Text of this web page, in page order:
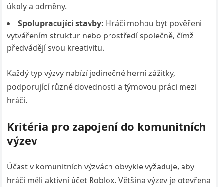
úkoly a odměny.
Spolupracující stavby: Hráči mohou být pověřeni
vytvářením struktur nebo prostředí společně, čímž
předvádějí svou kreativitu.
Každý typ výzvy nabízí jedinečné herní zážitky,
podporující různé dovednosti a týmovou práci mezi
hráči.
Kritéria pro zapojení do komunitních
výzev
Účast v komunitních výzvách obvykle vyžaduje, aby
hráči měli aktivní účet Roblox. Většina výzev je otevřena